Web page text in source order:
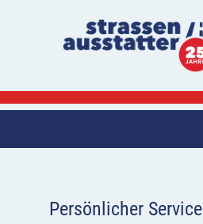
Persönlicher Service